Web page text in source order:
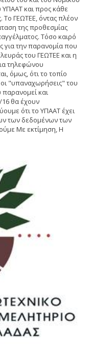
ΥΠΑΑΤ και προς κάθε
Το ΓΕΩΤΕΕ, όντας πλέον
της προθεσμίας
Τόσο καιρό
για την παρανομία που
του ΓΕΩΤΕΕ και η
τηλεφώνου
όμως, ότι το τοπίο
οι "υπαναχωρήσεις" του
παρανομεί και
16 θα έχουν
ότι το ΥΠΑΑΤ έχει
των δεδομένων των
Με εκτίμηση, Η